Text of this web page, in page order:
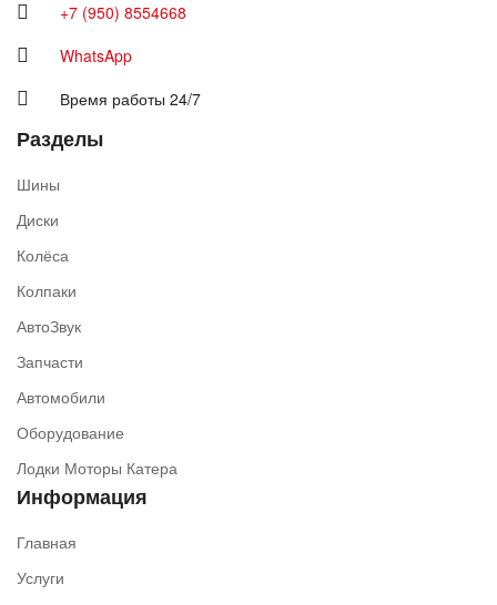
+7 (950) 8554668
WhatsApp
Время работы 24/7
Разделы
Шины
Диски
Колёса
Колпаки
АвтоЗвук
Запчасти
Автомобили
Оборудование
Лодки Моторы Катера
Информация
Главная
Услуги